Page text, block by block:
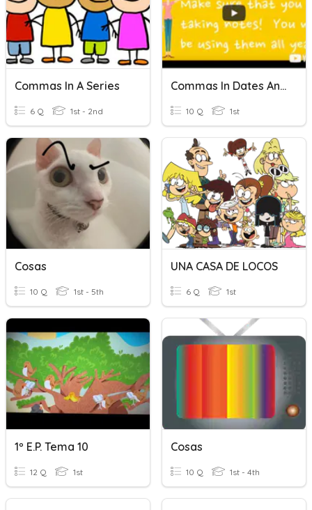
Commas In A Series
6 Q 1st - 2nd
Commas In Dates And Series - Test
10 Q 1st
Cosas
10 Q 1st - 5th
UNA CASA DE LOCOS
6 Q 1st
1º E.P. Tema 10
12 Q 1st
Cosas
10 Q 1st - 4th